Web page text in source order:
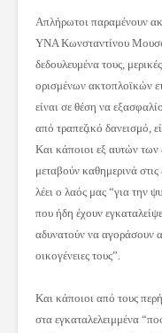
Απλήρωτοι παραμένουν
ΥΝΑ Κωνσταντίνου
δεδουλευμένα τους,
ορισμένων ακτοπλοϊκών
είναι σε θέση να
από τραπεζικό δανεισμό,
Και κάποιοι εξ αυτών των
μεταβούν καθημερινά
λέει ο λαός μας “για την
που ήδη έχουν
αδυνατούν να αγοράσουν
οικογένειες τους”.
Και κάποιοι από τους
στα εγκαταλελειμμένα